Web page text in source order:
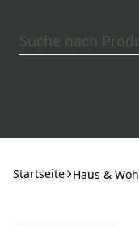
Startseite Haus &